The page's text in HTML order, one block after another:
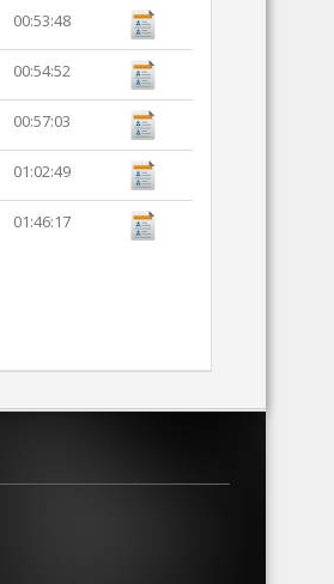
00:53:48
00:54:52
00:57:03
01:02:49
01:46:17